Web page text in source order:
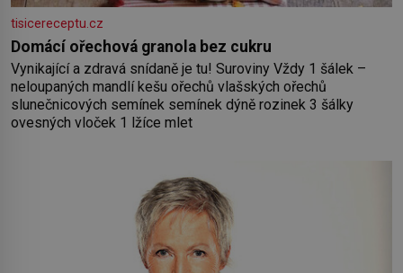
tisicereceptu.cz
Domácí ořechová granola bez cukru
Vynikající a zdravá snídaně je tu! Suroviny Vždy 1 šálek –
neloupaných mandlí kešu ořechů vlašských ořechů
slunečnicových semínek semínek dýně rozinek 3 šálky
ovesných vloček 1 lžíce mlet